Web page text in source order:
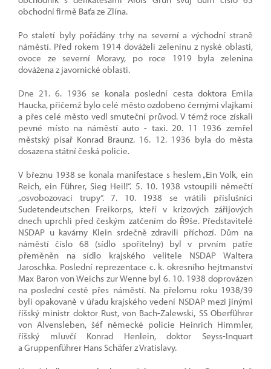
obchodní firmě Baťa ze Zlína.
Po staletí byly pořádány trhy na severní a východní straně
náměstí. Před rokem 1914 dováželi zeleninu z nyské oblasti,
ovoce ze severní Moravy, po roce 1919 byla zelenina
dovážena z javornické oblasti.
Dne 21. 6. 1936 se konala poslední cesta doktora Emila
Haucka, přičemž bylo celé město ozdobeno černými vlajkami
a přes celé město vedl smuteční průvod. V témž roce získali
pevné místo na náměstí auto - taxi. 20. 11 1936 zemřel
městský písař Konrad Braunz. 16. 12. 1936 byla do města
dosazena státní česká policie.
V březnu 1938 se konala manifestace s heslem „Ein Volk, ein
Reich, ein Führer, Sieg Heil!“. 5. 10. 1938 vstoupili němečtí
„osvobozovací trupy“. 7. 10. 1938 se vrátili příslušníci
Sudetendeutschen Freikorps, kteří v krizových zářijových
dnech uprchli před českým zatčením do Ř9še. Představitelé
NSDAP u kavárny Klein srdečně zdravili příchozí. Dům na
náměstí číslo 68 (sídlo spořitelny) byl v prvním patře
přeměněn na sídlo krajského velitele NSDAP Waltera
Jaroschka. Poslední reprezentace c. k. okresního hejtmanství
Max Baron von Weichs zur Wenne byl 6. 10. 1938 doprovázen
na poslední cestě přes náměstí. Na přelomu roku 1938/39
byli opakovaně v úřadu krajského vedení NSDAP mezi jinými
říšský ministr doktor Rust, von Bach-Zalewski, SS Oberführer
von Alvensleben, šéf německé policie Heinrich Himmler,
říšský mluvčí Konrad Henlein, doktor Seyss-Inquart
a Gruppenführer Hans Schäfer z Vratislavy.